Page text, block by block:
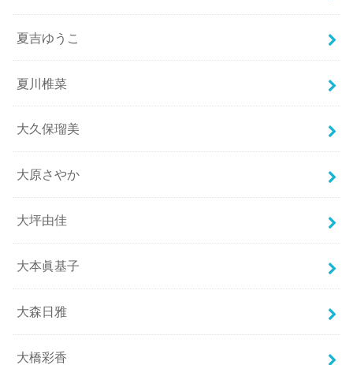
夏吉ゆうこ
夏川椎菜
大久保瑠美
大原さやか
大坪由佳
大本眞基子
大森日雅
大橋彩香